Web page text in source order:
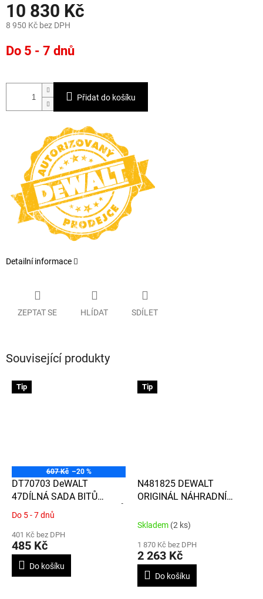
10 830 Kč
8 950 Kč bez DPH
cena:
Do 5 - 7 dnů
Přidat do košíku
Detailní informace
ZEPTAT SE HLÍDAT SDÍLET
Související produkty
Tip
607 Kč –20 %
DT70703 DeWALT
47DÍLNÁ SADA BITŮ
TORX/PH/PZ A NÁSTAVCŮ
Průměrné
produktu
je
5,0
Do 5 - 7 dnů
401 Kč bez DPH
485 Kč
Do košíku
Tip
N481825 DEWALT
ORIGINÁL NÁHRADNÍ
ELEKTRONIKY PRO AKU
DCD996
Skladem (2 ks)
1 870 Kč bez DPH
2 263 Kč
Do košíku